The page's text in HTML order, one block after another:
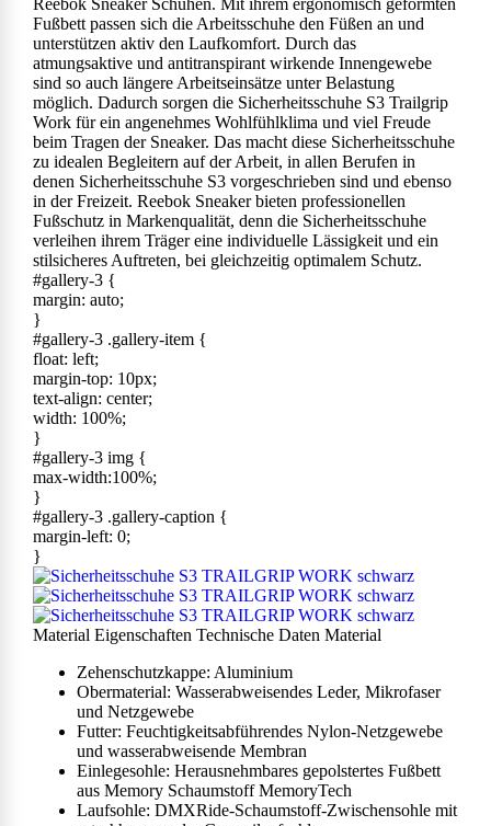
Reebok Sneaker Schuhen. Mit ihrem ergonomisch geformten
Fußbett passen sich die Arbeitsschuhe den Füßen an und
unterstützen aktiv den Laufkomfort. Durch das
atmungsaktive und antitranspirant wirkende Innengewebe
sind so auch längere Arbeitseinsätze unter Belastung
möglich. Dadurch sorgen die Sicherheitsschuhe S3 Trailgrip
Work für ein angenehmes Wohlfühlklima und viel Freude
beim Tragen der Sneaker. Das macht diese Sicherheitsschuhe
zu idealen Begleitern auf der Arbeit, in allen Berufen in
denen Sicherheitsschuhe S3 vorgeschrieben sind und ebenso
in der Freizeit. Reebok Sneaker bieten professionellen
Fußschutz in Markenqualität, denn die Sicherheitsschuhe
verleihen ihrem Träger eine individuelle Lässigkeit und ein
stilsicheres Auftreten, bei gleichzeitig optimalem Schutz.
#gallery-3 {
margin: auto;
}
#gallery-3 .gallery-item {
float: left;
margin-top: 10px;
text-align: center;
width: 100%;
}
#gallery-3 img {
max-width:100%;
}
#gallery-3 .gallery-caption {
margin-left: 0;
}
Material Eigenschaften Technische Daten Material
Zehenschutzkappe: Aluminium
Obermaterial: Wasserabweisendes Leder, Mikrofaser
und Netzgewebe
Futter: Feuchtigkeitsabführendes Nylon-Netzgewebe
und wasserabweisende Membran
Einlegesohle: Herausnehmbares gepolstertes Fußbett
aus Memory Schaumstoff MemoryTech
Laufsohle: DMXRide-Schaumstoff-Zwischensohle mit